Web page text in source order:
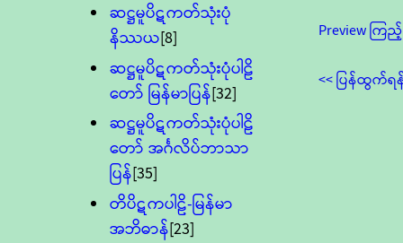
ဆဋ္ဌမူပိဋကတ်သုံးပုံ
နိဿယ[8]
ဆဋ္ဌမူပိဋကတ်သုံးပုံပါဠိ
တော် မြန်မာပြန်[32]
ဆဋ္ဌမူပိဋကတ်သုံးပုံပါဠိ
တော် အင်္ဂလိပ်ဘာသာ
ပြန်[35]
တိပိဋကပါဠိ-မြန်မာ
အဘိဓာန်[23]
Preview ကြ
<< ပြန်ထွက်ရ